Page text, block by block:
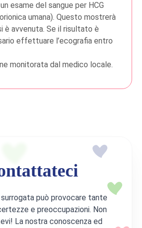
esame del sangue per HCG
umana). Questo mostrerà
è avvenuta. Se il risultato è
effettuare l’ecografia entro
monitorata dal medico locale.
può provocare tante
e preoccupazioni. Non
La nostra conoscenza ed